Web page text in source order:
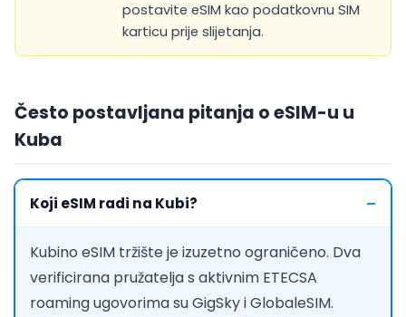
postavite eSIM kao podatkovnu SIM
karticu prije slijetanja.
Često postavljana pitanja o eSIM-u u
Kuba
Koji eSIM radi na Kubi?
Kubino eSIM tržište je izuzetno ograničeno. Dva
verificirana pružatelja s aktivnim ETECSA
roaming ugovorima su GigSky i GlobaleSIM.